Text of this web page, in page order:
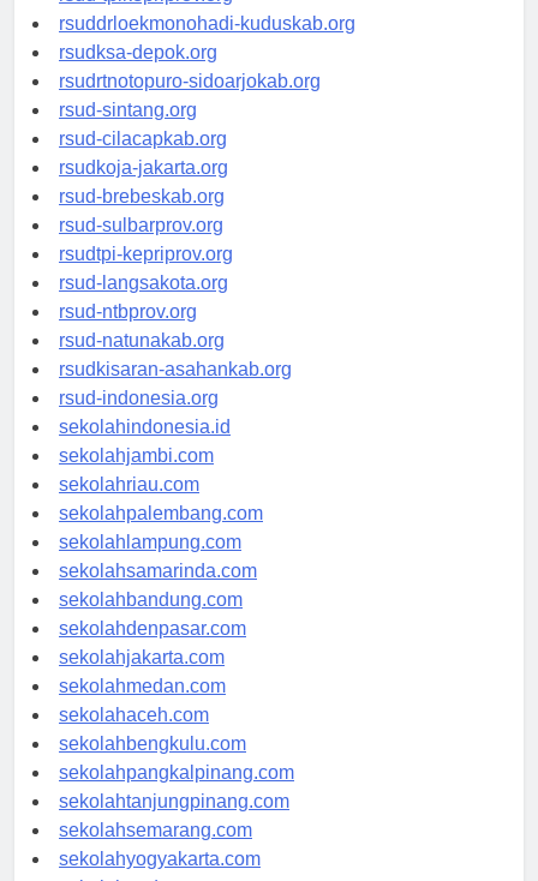
rsud-tpikepriprov.org
rsuddrloekmonohadi-kuduskab.org
rsudksa-depok.org
rsudrtnotopuro-sidoarjokab.org
rsud-sintang.org
rsud-cilacapkab.org
rsudkoja-jakarta.org
rsud-brebeskab.org
rsud-sulbarprov.org
rsudtpi-kepriprov.org
rsud-langsakota.org
rsud-ntbprov.org
rsud-natunakab.org
rsudkisaran-asahankab.org
rsud-indonesia.org
sekolahindonesia.id
sekolahjambi.com
sekolahriau.com
sekolahpalembang.com
sekolahlampung.com
sekolahsamarinda.com
sekolahbandung.com
sekolahdenpasar.com
sekolahjakarta.com
sekolahmedan.com
sekolahaceh.com
sekolahbengkulu.com
sekolahpangkalpinang.com
sekolahtanjungpinang.com
sekolahsemarang.com